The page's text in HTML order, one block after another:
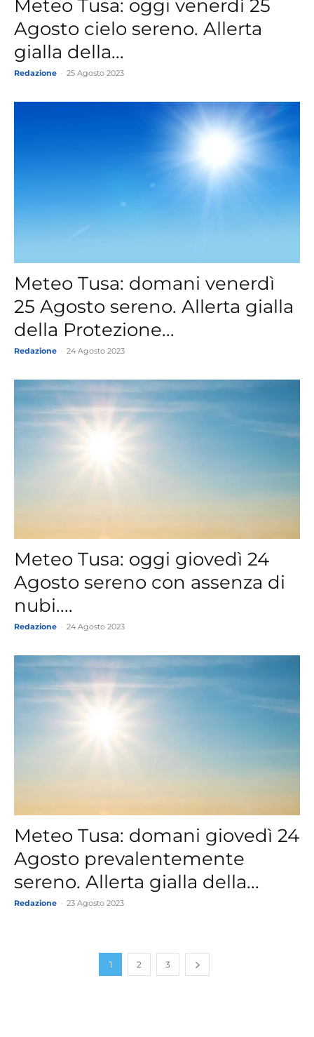
Meteo Tusa: oggi venerdì 25
Agosto cielo sereno. Allerta
gialla della...
Redazione 25 Agosto 2023
Meteo Tusa: domani venerdì
25 Agosto sereno. Allerta gialla
della Protezione...
Redazione 24 Agosto 2023
Meteo Tusa: oggi giovedì 24
Agosto sereno con assenza di
nubi....
Redazione 24 Agosto 2023
Meteo Tusa: domani giovedì 24
Agosto prevalentemente
sereno. Allerta gialla della...
Redazione 23 Agosto 2023
1 2 3